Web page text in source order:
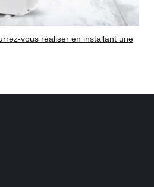
vous réaliser en installant une